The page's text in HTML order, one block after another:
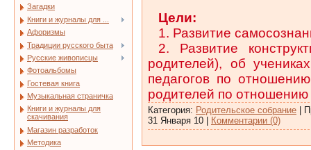
Загадки
Книги и журналы для ...
Афоризмы
Традиции русского быта
Русские живописцы
Фотоальбомы
Гостевая книга
Музыкальная страничка
Книги и журналы для
скачивания
Магазин разработок
Методика
Цели:
1. Развитие
2. Развитие
родителей), об
педагогов по
родителей по
Категория: Родительское собрание |
31 Января 10
Комментарии (0)